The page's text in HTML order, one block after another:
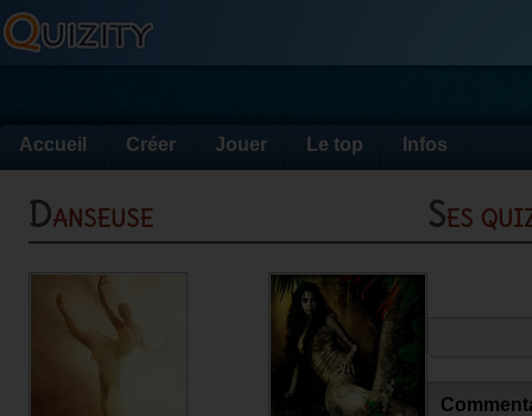
Accueil Créer Jouer Le top Infos
Danseuse Ses